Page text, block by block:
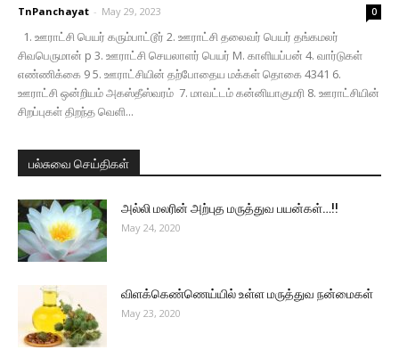
TnPanchayat - May 29, 2023 0
1. ஊராட்சி பெயர் கரும்பாட்டூர் 2. ஊராட்சி தலைவர் பெயர் தங்கமலர்
சிவபெருமான் p 3. ஊராட்சி செயலாளர் பெயர் M. காளியப்பன் 4. வார்டுகள்
எண்ணிக்கை 9 5. ஊராட்சியின் தற்போதைய மக்கள் தொகை 4341 6.
ஊராட்சி ஒன்றியம் அகஸ்தீஸ்வரம் 7. மாவட்டம் கன்னியாகுமரி 8. ஊராட்சியின்
சிறப்புகள் திறந்த வெளி...
பல்சுவை செய்திகள்
அல்லி மலரின் அற்புத மருத்துவ பயன்கள்…!!
May 24, 2020
விளக்கெண்ணெய்யில் உள்ள மருத்துவ நன்மைகள்
May 23, 2020